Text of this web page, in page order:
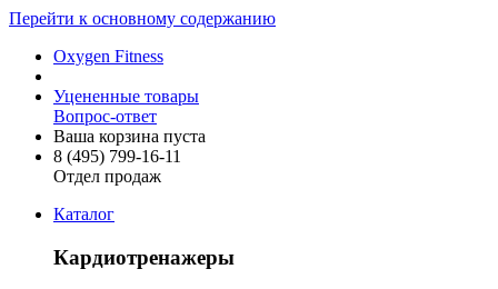
Перейти к основному содержанию
Oxygen Fitness
Уцененные товары
Вопрос-ответ
Ваша корзина пуста
8 (495) 799-16-11
Отдел продаж
Каталог
Кардиотренажеры